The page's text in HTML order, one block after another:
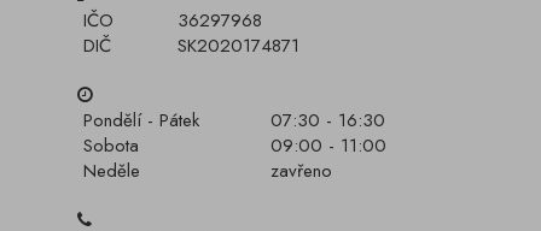
IČO
36297968
DIČ
SK2020174871
Pondělí - Pátek
07:30 - 16:30
Sobota
09:00 - 11:00
Neděle
zavřeno